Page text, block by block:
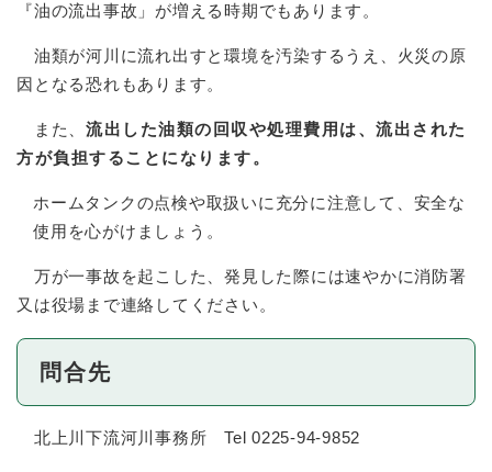
『油の流出事故」が増える時期でもあります。
油類が河川に流れ出すと環境を汚染するうえ、火災の原
因となる恐れもあります。
また、 流出した油類の回収や処理費用は、流出された
方が負担することになります。
ホームタンクの点検や取扱いに充分に注意して、安全な
使用を心がけましょう。
万が一事故を起こした、発見した際には速やかに消防署
又は役場まで連絡してください。
問合先
北上川下流河川事務所 Tel 0225-94-9852